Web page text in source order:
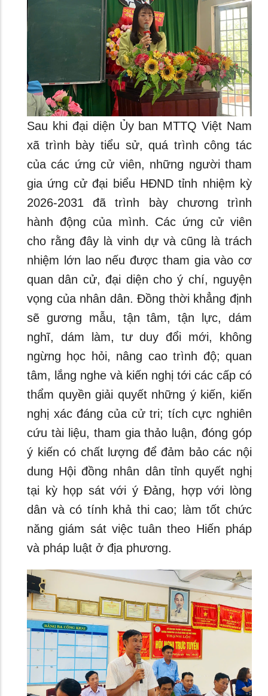
Sau khi đại diện Ủy ban MTTQ Việt Nam
xã trình bày tiểu sử, quá trình công tác
của các ứng cử viên, những người tham
gia ứng cử đại biểu HĐND tỉnh nhiệm kỳ
2026-2031 đã trình bày chương trình
hành động của mình. Các ứng cử viên
cho rằng đây là vinh dự và cũng là trách
nhiệm lớn lao nếu được tham gia vào cơ
quan dân cử, đại diện cho ý chí, nguyện
vọng của nhân dân. Đồng thời khẳng định
sẽ gương mẫu, tận tâm, tận lực, dám
nghĩ, dám làm, tư duy đổi mới, không
ngừng học hỏi, nâng cao trình độ; quan
tâm, lắng nghe và kiến nghị tới các cấp có
thẩm quyền giải quyết những ý kiến, kiến
nghị xác đáng của cử tri; tích cực nghiên
cứu tài liệu, tham gia thảo luận, đóng góp
ý kiến có chất lượng để đảm bảo các nội
dung Hội đồng nhân dân tỉnh quyết nghị
tại kỳ họp sát với ý Đảng, hợp với lòng
dân và có tính khả thi cao; làm tốt chức
năng giám sát việc tuân theo Hiến pháp
và pháp luật ở địa phương.